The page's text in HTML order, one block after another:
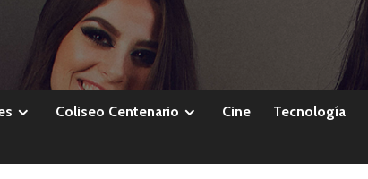
Coliseo Centenario Cine Tecnología